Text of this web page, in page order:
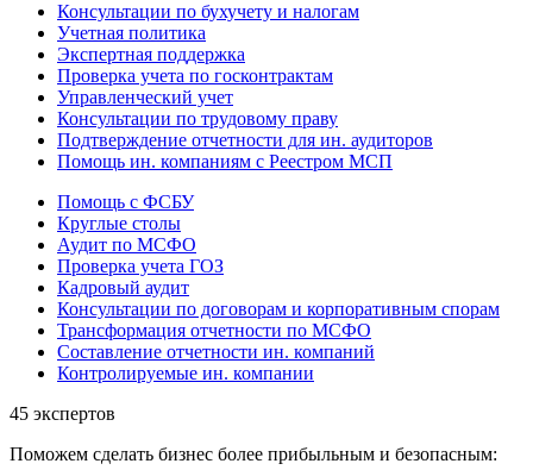
Консультации по бухучету и налогам
Учетная политика
Экспертная поддержка
Проверка учета по госконтрактам
Управленческий учет
Консультации по трудовому праву
Подтверждение отчетности для ин. аудиторов
Помощь ин. компаниям с Реестром МСП
Помощь с ФСБУ
Круглые столы
Аудит по МСФО
Проверка учета ГОЗ
Кадровый аудит
Консультации по договорам и корпоративным спорам
Трансформация отчетности по МСФО
Составление отчетности ин. компаний
Контролируемые ин. компании
45 экспертов
Поможем сделать бизнес более прибыльным и безопасным: